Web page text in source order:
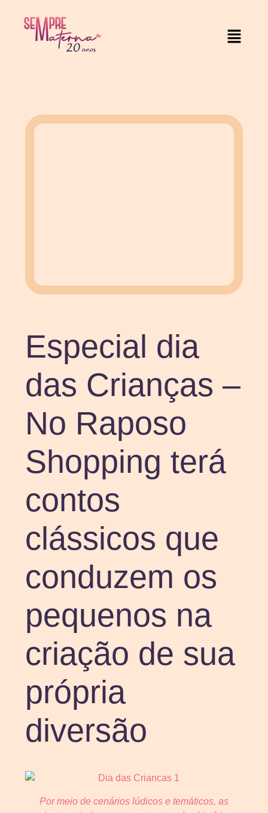
Especial dia
das Crianças –
No Raposo
Shopping terá
contos
clássicos que
conduzem os
pequenos na
criação de sua
própria
diversão
Por meio de cenários lúdicos e temáticos, as